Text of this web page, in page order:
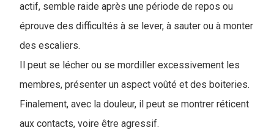
actif, semble raide après une période de repos ou
éprouve des difficultés à se lever, à sauter ou à monter
des escaliers.
Il peut se lécher ou se mordiller excessivement les
membres, présenter un aspect voûté et des boiteries.
Finalement, avec la douleur, il peut se montrer réticent
aux contacts, voire être agressif.